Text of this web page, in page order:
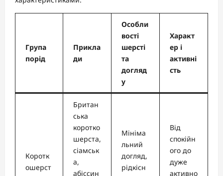
Група
порід
Прикла
ди
Особли
вості
шерсті
та
догляд
у
Характ
ер і
активні
сть
Коротк
ошерст
Британ
ська
коротко
шерста,
сіамськ
а,
абіссин
Мініма
льний
догляд,
рідкісн
Від
спокійн
ого до
дуже
активно